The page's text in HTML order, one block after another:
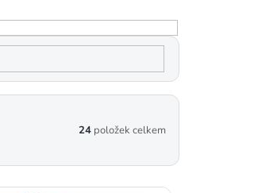
24 položek celkem